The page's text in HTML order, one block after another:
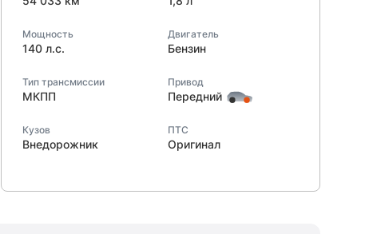
Мощность
140 л.с.
Двигатель
Бензин
Тип трансмиссии
МКПП
Привод
Передний
Кузов
Внедорожник
ПТС
Оригинал